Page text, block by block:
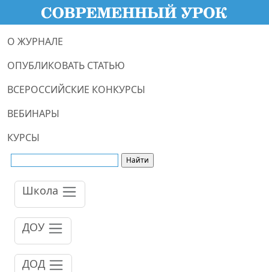
О ЖУРНАЛЕ
ОПУБЛИКОВАТЬ СТАТЬЮ
ВСЕРОССИЙСКИЕ КОНКУРСЫ
ВЕБИНАРЫ
КУРСЫ
Школа
ДОУ
ДОД